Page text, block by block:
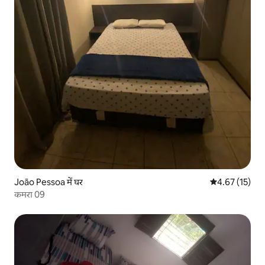
João Pessoa में घर औसत रेटिंग 5 में
4.67 (15)
कमरा 09